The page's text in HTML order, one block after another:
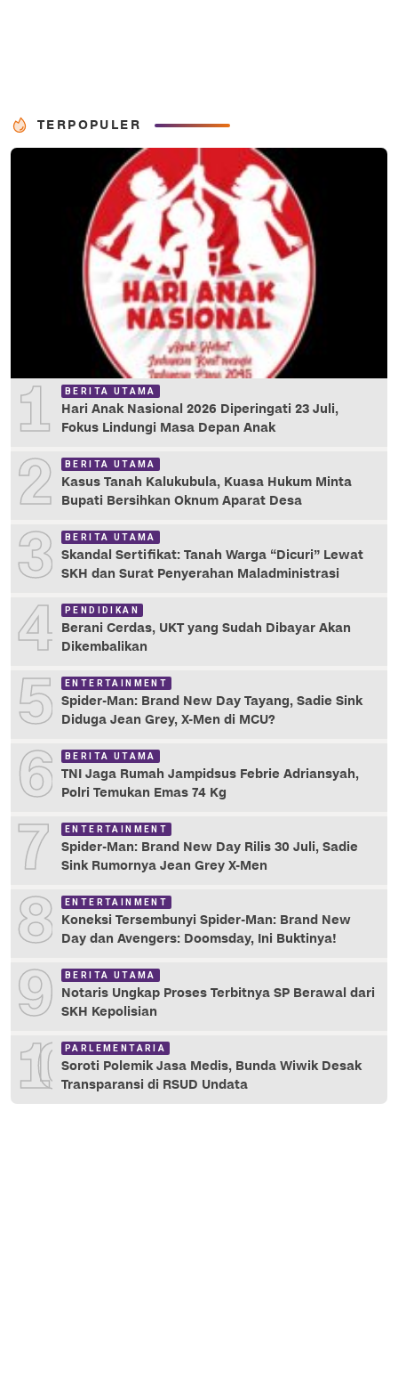
TERPOPULER
1 BERITA UTAMA
Hari Anak Nasional 2026 Diperingati 23 Juli,
Fokus Lindungi Masa Depan Anak
2 BERITA UTAMA
Kasus Tanah Kalukubula, Kuasa Hukum Minta
Bupati Bersihkan Oknum Aparat Desa
3 BERITA UTAMA
Skandal Sertifikat: Tanah Warga “Dicuri” Lewat
SKH dan Surat Penyerahan Maladministrasi
4 PENDIDIKAN
Berani Cerdas, UKT yang Sudah Dibayar Akan
Dikembalikan
5 ENTERTAINMENT
Spider-Man: Brand New Day Tayang, Sadie Sink
Diduga Jean Grey, X-Men di MCU?
6 BERITA UTAMA
TNI Jaga Rumah Jampidsus Febrie Adriansyah,
Polri Temukan Emas 74 Kg
7 ENTERTAINMENT
Spider-Man: Brand New Day Rilis 30 Juli, Sadie
Sink Rumornya Jean Grey X-Men
8 ENTERTAINMENT
Koneksi Tersembunyi Spider-Man: Brand New
Day dan Avengers: Doomsday, Ini Buktinya!
9 BERITA UTAMA
Notaris Ungkap Proses Terbitnya SP Berawal dari
SKH Kepolisian
10 PARLEMENTARIA
Soroti Polemik Jasa Medis, Bunda Wiwik Desak
Transparansi di RSUD Undata